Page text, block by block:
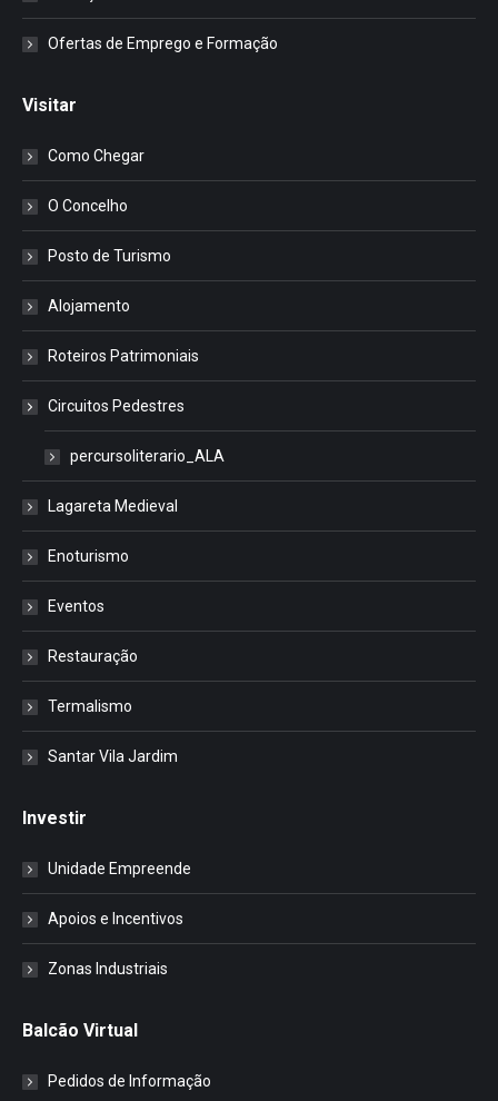
Ofertas de Emprego e Formação
Visitar
Como Chegar
O Concelho
Posto de Turismo
Alojamento
Roteiros Patrimoniais
Circuitos Pedestres
percursoliterario_ALA
Lagareta Medieval
Enoturismo
Eventos
Restauração
Termalismo
Santar Vila Jardim
Investir
Unidade Empreende
Apoios e Incentivos
Zonas Industriais
Balcão Virtual
Pedidos de Informação